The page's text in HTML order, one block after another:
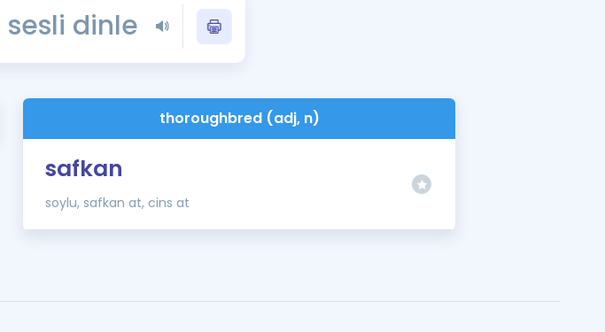
YDS - YÖKDİL Tüm Sınavlarla İlgili Haberler
İngilizce Gramer
İngilizce Gramer ve Konu Anlatımı
sesli dinle
thoroughbred (adj, n)
safkan
soylu, safkan at, cins at